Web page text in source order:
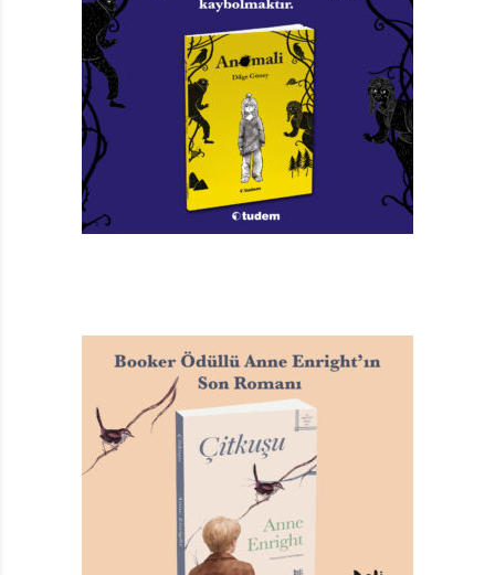
Tan, aşağı yukarı herkese görünen dünyadan ve zaten
dile getirilmiş fikirlerden usanmadan yine de yeniyi
üretebilen, özgün söylemini geliştirebilen bir maceracı.
Yaratma iddiasında olmadan yaratabilmek Shaun Tan’ı
tam bir sanatçı ve maceracı kılıyor. Bununla birlikte
daha önce de tartışmaya açılmış bir soru var: Tan
çocuk edebiyatı içinde mi değerlendirilmeli hakikaten?
Sanatçının kendisi de bu soruya doğrudan evet ya da
özellikle korku ve bilimkurgu hikâye ve romanlarına
illüstrasyonlar çizmeye başlayan Tan, janrını da o
dönemde belirlemiş görünüyor. Sorunsallaştırdığı
konulara gerçeküstü ve bazen de absürt çizimlerle yeni
bir bakış açısı getiren sanatçı, aynı anda hem hüzünlü
hem umutlu olabilen hikâyelerin kahramanı
gibi… Toplumsal olayları, güncel politikayı ve kenti derin
bir bakışla yakalıyor, sanki en saf olanı araştırıyor. Tam